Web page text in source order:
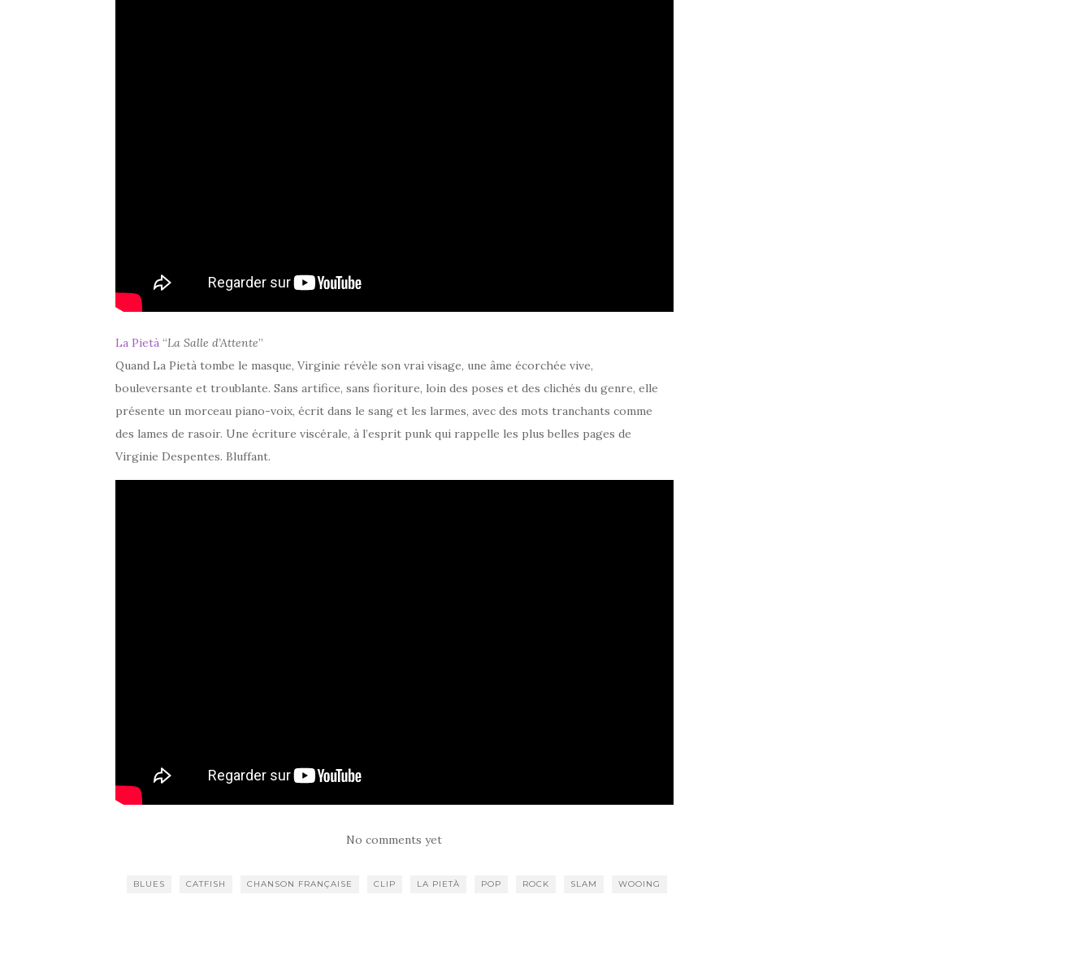
La Pietà “La Salle d’Attente”
Quand La Pietà tombe le masque, Virginie révèle son vrai visage, une âme écorchée vive,
bouleversante et troublante. Sans artifice, sans fioriture, loin des poses et des clichés du genre, elle
présente un morceau piano-voix, écrit dans le sang et les larmes, avec des mots tranchants comme
des lames de rasoir. Une écriture viscérale, à l’esprit punk qui rappelle les plus belles pages de
Virginie Despentes. Bluffant.
No comments yet
BLUES CATFISH CHANSON FRANÇAISE CLIP LA PIETÀ POP ROCK SLAM WOOING